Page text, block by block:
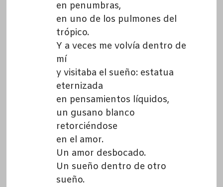
en penumbras,
en uno de los pulmones del
trópico.
Y a veces me volvía dentro de
mí
y visitaba el sueño: estatua
eternizada
en pensamientos líquidos,
un gusano blanco
retorciéndose
en el amor.
Un amor desbocado.
Un sueño dentro de otro
sueño.